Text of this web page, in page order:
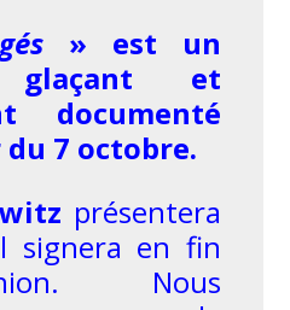
» est un
glaçant et
documenté
7 octobre.
présentera
signera en fin
Nous